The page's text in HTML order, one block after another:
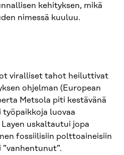
kehityksen, mikä
nimessä kuuluu.
viralliset tahot heiluttivat
ohjelman (European
Metsola piti kestävänä
työpaikkoja luovaa
uskaltautui jopa
fossiilisiin polttoaineisiin